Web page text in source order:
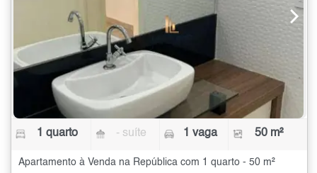
1 quarto - suíte 1 vaga 50 m²
Apartamento à Venda na República com 1 quarto - 50 m²